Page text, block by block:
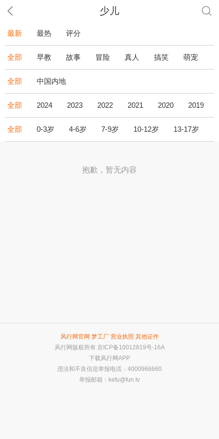
少儿
最新 最热 评分
全部 早教 故事 冒险 真人 搞笑 萌宠
全部 中国内地
全部 2024 2023 2022 2021 2020 2019
全部 0-3岁 4-6岁 7-9岁 10-12岁 13-17岁
抱歉，暂无内容
风行网官网 梦工厂 营业执照 其他证件
风行网版权所有 京ICP备10012819号-16A
下载风行网APP
违法和不良信息举报电话：4000966660
举报邮箱： kefu@fun.tv